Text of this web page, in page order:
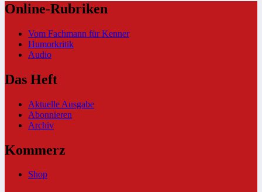
Online-Rubriken
Vom Fachmann für Kenner
Humorkritik
Audio
Das Heft
Aktuelle Ausgabe
Abonnieren
Archiv
Kommerz
Shop